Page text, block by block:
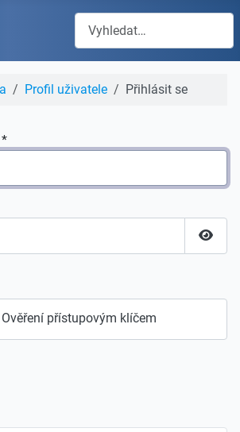
Hledat
Profil uživatele Přihlásit se
*
Ověření přístupovým klíčem